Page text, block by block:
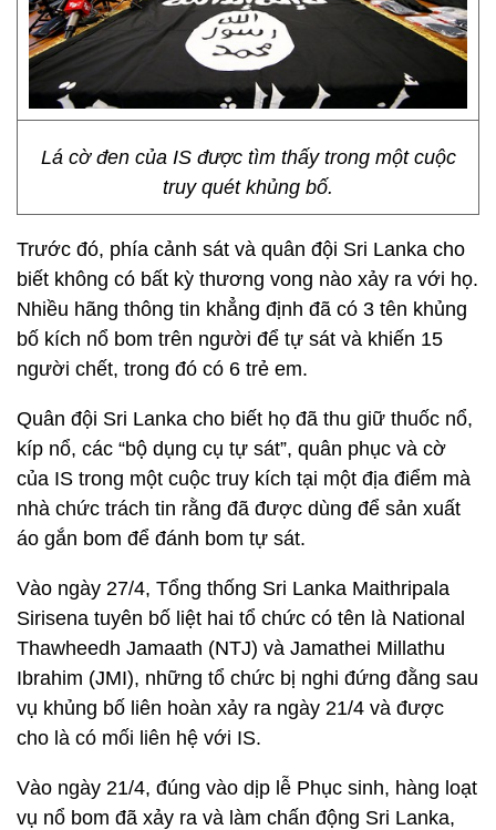
Lá cờ đen của IS được tìm thấy trong một cuộc
truy quét khủng bố.
Trước đó, phía cảnh sát và quân đội Sri Lanka cho
biết không có bất kỳ thương vong nào xảy ra với họ.
Nhiều hãng thông tin khẳng định đã có 3 tên khủng
bố kích nổ bom trên người để tự sát và khiến 15
người chết, trong đó có 6 trẻ em.
Quân đội Sri Lanka cho biết họ đã thu giữ thuốc nổ,
kíp nổ, các “bộ dụng cụ tự sát”, quân phục và cờ
của IS trong một cuộc truy kích tại một địa điểm mà
nhà chức trách tin rằng đã được dùng để sản xuất
áo gắn bom để đánh bom tự sát.
Vào ngày 27/4, Tổng thống Sri Lanka Maithripala
Sirisena tuyên bố liệt hai tổ chức có tên là National
Thawheedh Jamaath (NTJ) và Jamathei Millathu
Ibrahim (JMI), những tổ chức bị nghi đứng đằng sau
vụ khủng bố liên hoàn xảy ra ngày 21/4 và được
cho là có mối liên hệ với IS.
Vào ngày 21/4, đúng vào dịp lễ Phục sinh, hàng loạt
vụ nổ bom đã xảy ra và làm chấn động Sri Lanka,